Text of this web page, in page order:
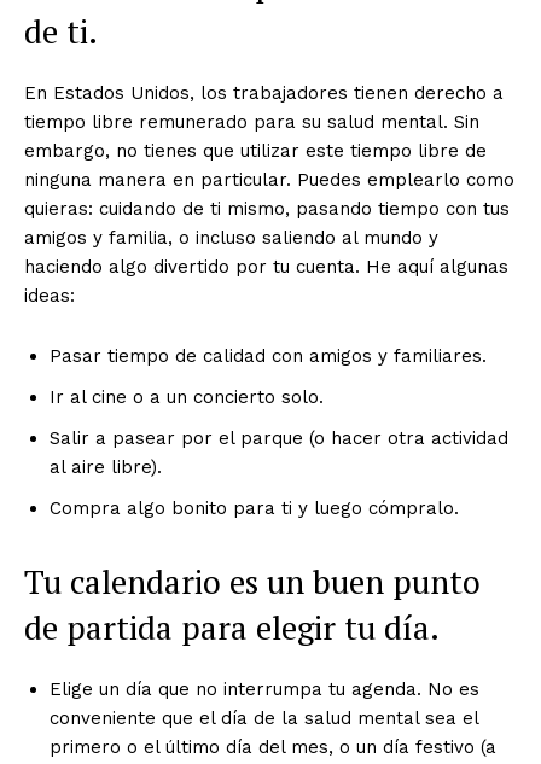
de ti.
En Estados Unidos, los trabajadores tienen derecho a
tiempo libre remunerado para su salud mental. Sin
embargo, no tienes que utilizar este tiempo libre de
ninguna manera en particular. Puedes emplearlo como
quieras: cuidando de ti mismo, pasando tiempo con tus
amigos y familia, o incluso saliendo al mundo y
haciendo algo divertido por tu cuenta. He aquí algunas
ideas:
Pasar tiempo de calidad con amigos y familiares.
Ir al cine o a un concierto solo.
Salir a pasear por el parque (o hacer otra actividad
al aire libre).
Compra algo bonito para ti y luego cómpralo.
Tu calendario es un buen punto
de partida para elegir tu día.
Elige un día que no interrumpa tu agenda. No es
conveniente que el día de la salud mental sea el
primero o el último día del mes, o un día festivo (a